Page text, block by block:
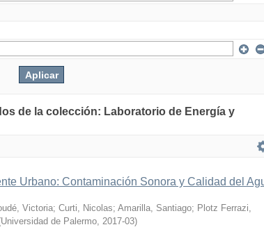
de la colección: Laboratorio de Energía y
Urbano: Contaminación Sonora y Calidad del
Victoria; Curti, Nicolas; Amarilla, Santiago; Plotz Ferrazi,
Universidad de Palermo, 2017-03)